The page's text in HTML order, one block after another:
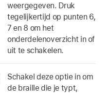
weergegeven. Druk
tegelijkertijd op punten 6,
7 en 8 om het
onderdelenoverzicht in of
uit te schakelen.
Schakel deze optie in om
de braille die je typt,